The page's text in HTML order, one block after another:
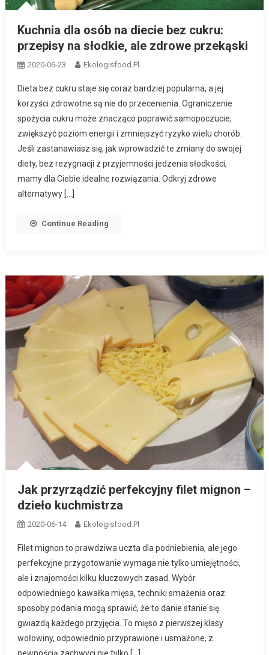
Kuchnia dla osób na diecie bez cukru:
przepisy na słodkie, ale zdrowe przekąski
2020-06-23 Ekologisfood.pl
Dieta bez cukru staje się coraz bardziej popularna, a jej
korzyści zdrowotne są nie do przecenienia. Ograniczenie
spożycia cukru może znacząco poprawić samopoczucie,
zwiększyć poziom energii i zmniejszyć ryzyko wielu chorób.
Jeśli zastanawiasz się, jak wprowadzić te zmiany do swojej
diety, bez rezygnacji z przyjemności jedzenia słodkości,
mamy dla Ciebie idealne rozwiązania. Odkryj zdrowe
alternatywy […]
Continue Reading
Jak przyrządzić perfekcyjny filet mignon –
dzieło kuchmistrza
2020-06-14 Ekologisfood.pl
Filet mignon to prawdziwa uczta dla podniebienia, ale jego
perfekcyjne przygotowanie wymaga nie tylko umiejętności,
ale i znajomości kilku kluczowych zasad. Wybór
odpowiedniego kawałka mięsa, techniki smażenia oraz
sposoby podania mogą sprawić, że to danie stanie się
gwiazdą każdego przyjęcia. To mięso z pierwszej klasy
wołowiny, odpowiednio przyprawione i usmażone, z